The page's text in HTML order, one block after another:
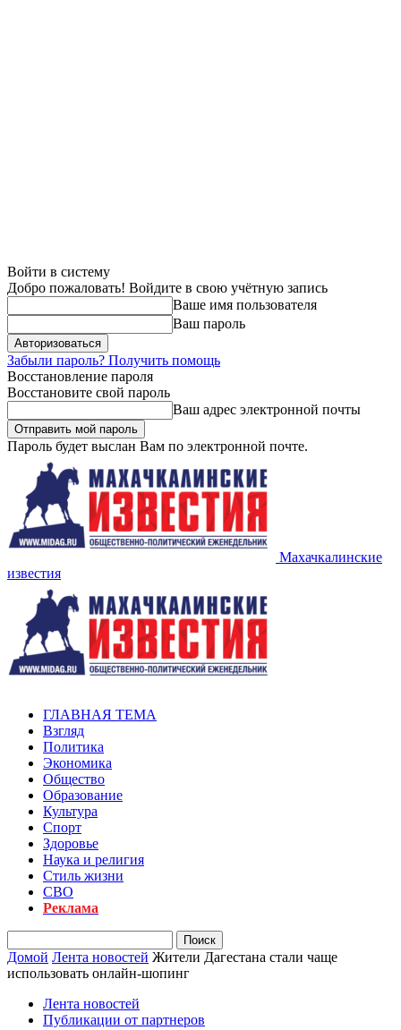
Войти в систему
Добро пожаловать! Войдите в свою учётную запись
Ваше имя пользователя
Ваш пароль
Забыли пароль? Получить помощь
Восстановление пароля
Восстановите свой пароль
Ваш адрес электронной почты
Пароль будет выслан Вам по электронной почте.
Махачкалинские
известия
ГЛАВНАЯ ТЕМА
Взгляд
Политика
Экономика
Общество
Образование
Культура
Спорт
Здоровье
Наука и религия
Стиль жизни
СВО
Реклама
Домой Лента новостей Жители Дагестана стали чаще
использовать онлайн-шопинг
Лента новостей
Публикации от партнеров